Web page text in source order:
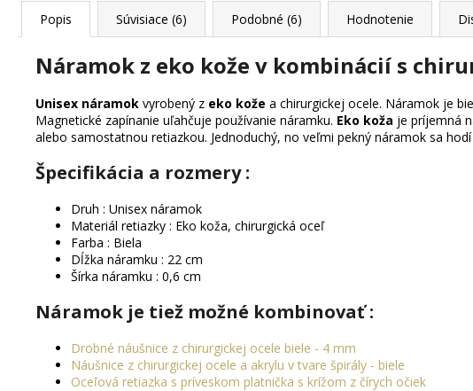
Popis Súvisiace (6) Podobné (6) Hodnotenie
Náramok z eko kože v kombinácií s
Unisex náramok vyrobený z eko kože a chirurgickej ocele. Náramok je
Magnetické zapínanie uľahčuje používanie náramku. Eko koža je príjemná
alebo samostatnou retiazkou. Jednoduchý, no veľmi pekný náramok sa
Špecifikácia a rozmery :
Druh : Unisex náramok
Materiál retiazky : Eko koža, chirurgická oceľ
Farba : Biela
Dĺžka náramku : 22 cm
Šírka náramku : 0,6 cm
Náramok je tiež možné kombinovať :
Drobné náušnice z chirurgickej ocele biele - 4 mm
Náušnice z chirurgickej ocele a akrylu v tvare špirály - biele
Oceľová retiazka s príveskom platnička s krížom z čírych očiek